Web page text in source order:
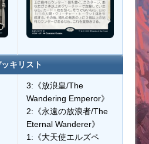
キリスト
3:《放浪皇/The
Wandering Emperor》
2:《永遠の放浪者/The
Eternal Wanderer》
1:《大天使エルズペ